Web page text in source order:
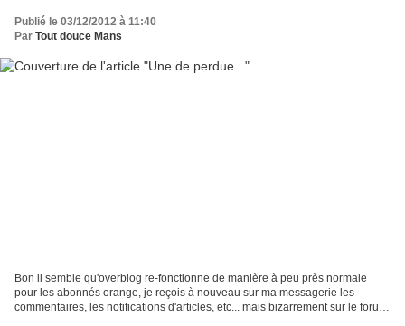
Publié le 03/12/2012 à 11:40
Par Tout douce Mans
Bon il semble qu'overblog re-fonctionne de manière à peu près normale
pour les abonnés orange, je reçois à nouveau sur ma messagerie les
commentaires, les notifications d'articles, etc... mais bizarrement sur le forum